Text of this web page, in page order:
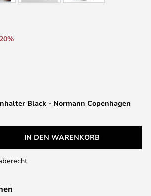
Black - Normann Copenhagen
IN DEN WARENKORB